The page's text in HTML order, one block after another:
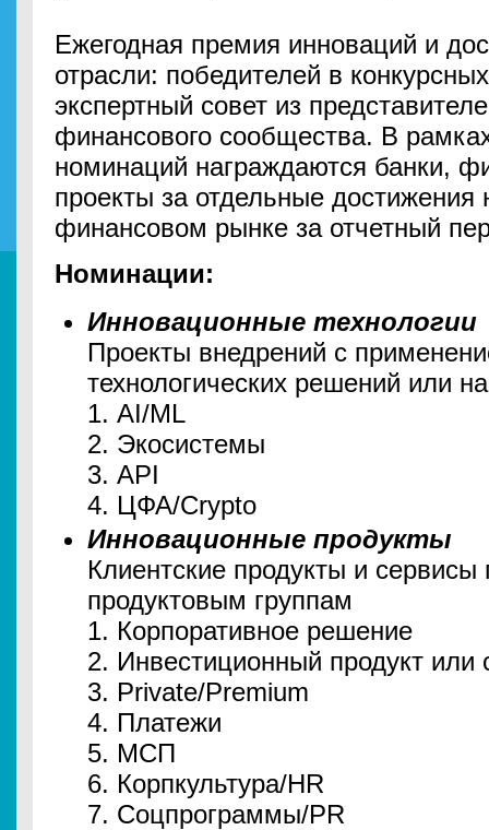
Ежегодная премия инноваций и
отрасли: победителей в
экспертный совет из
финансового сообщества. В
номинаций награждаются банки,
проекты за отдельные достижения
финансовом рынке за отчетный
Номинации:
Инновационные технологии
Проекты внедрений с
технологических решений или
1. AI/ML
2. Экосистемы
3. API
4. ЦФА/Crypto
Инновационные продукты
Клиентские продукты и
продуктовым группам
1. Корпоративное решение
2. Инвестиционный продукт или
3. Private/Premium
4. Платежи
5. МСП
6. Корпкультура/HR
7. Соцпрограммы/PR